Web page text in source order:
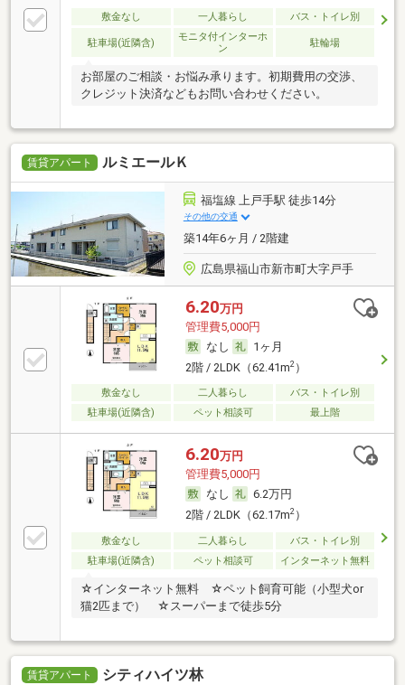
敷金なし 一人暮らし バス・トイレ別
駐車場(近隣含)
モニタ付インターホ
ン
駐輪場
お部屋のご相談・お悩み承ります。初期費用の交渉、
クレジット決済などもお問い合わせください。
賃貸アパート ルミエールＫ
福塩線 上戸手駅 徒歩14分
その他の交通
築14年6ヶ月 / 2階建
広島県福山市新市町大字戸手
6.20万円
管理費5,000円
なし
1ヶ月
2階 / 2LDK（62.41m2）
敷金なし 二人暮らし
バス・トイレ別
駐車場(近隣含)
ペット相談可 最上階
6.20万円
管理費5,000円
なし
6.2万円
2階 / 2LDK（62.17m2）
敷金なし 二人暮らし
バス・トイレ別
駐車場(近隣含)
ペット相談可 インターネット無料
☆インターネット無料 ☆ペット飼育可能（小型犬or
猫2匹まで） ☆スーパーまで徒歩5分
賃貸アパート シティハイツ林